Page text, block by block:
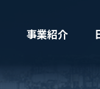
事業紹介